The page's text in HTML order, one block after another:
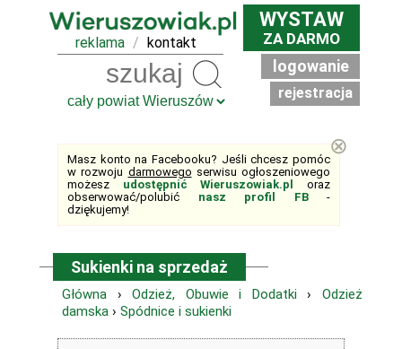
reklama / kontakt
WYSTAW
ZA DARMO
logowanie
rejestracja
Masz konto na Facebooku? Jeśli chcesz pomóc
w rozwoju darmowego serwisu ogłoszeniowego
możesz udostępnić Wieruszowiak.pl
oraz
obserwować/polubić nasz profil FB-
dziękujemy!
⊗
Sukienki na sprzedaż
Główna ›Odzież, Obuwie i Dodatki ›Odzież
damska › Spódnice i sukienki